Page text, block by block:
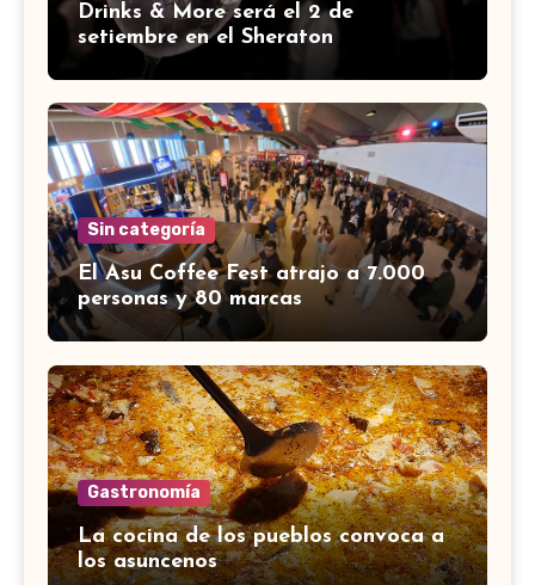
Drinks & More será el 2 de
setiembre en el Sheraton
Sin categoría
El Asu Coffee Fest atrajo a 7.000
personas y 80 marcas
Gastronomía
La cocina de los pueblos convoca a
los asuncenos